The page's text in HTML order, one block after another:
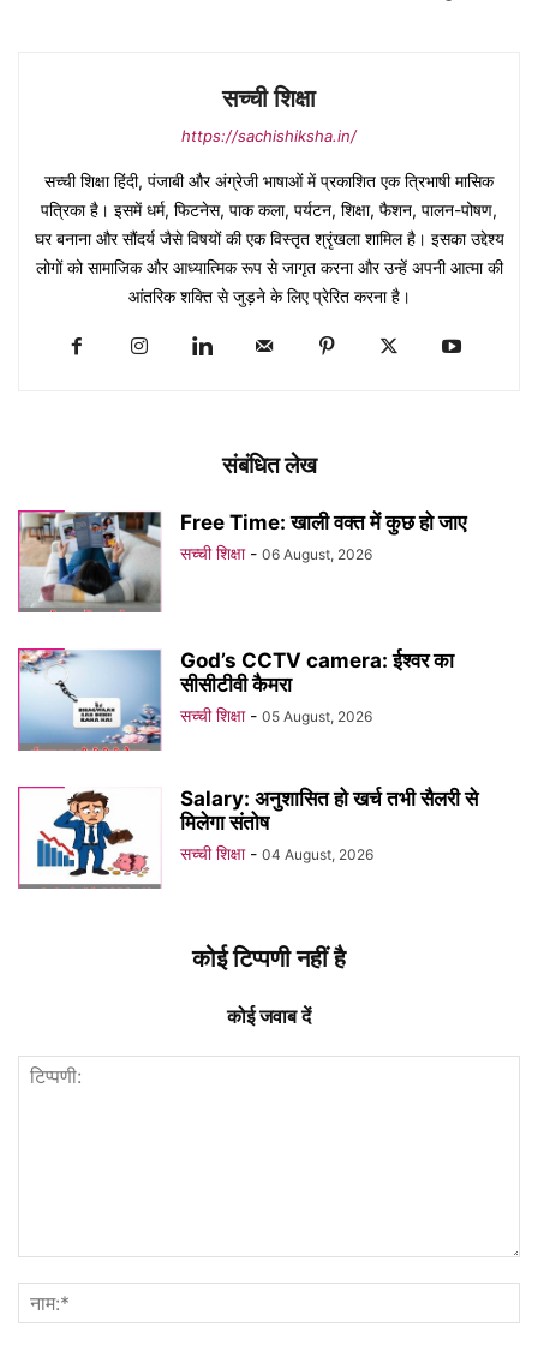
सच्ची शिक्षा
https://sachishiksha.in/
सच्ची शिक्षा हिंदी, पंजाबी और अंग्रेजी भाषाओं में प्रकाशित एक त्रिभाषी मासिक
पत्रिका है। इसमें धर्म, फिटनेस, पाक कला, पर्यटन, शिक्षा, फैशन, पालन-पोषण,
घर बनाना और सौंदर्य जैसे विषयों की एक विस्तृत श्रृंखला शामिल है। इसका उद्देश्य
लोगों को सामाजिक और आध्यात्मिक रूप से जागृत करना और उन्हें अपनी आत्मा की
आंतरिक शक्ति से जुड़ने के लिए प्रेरित करना है।
संबंधित लेख
Free Time: खाली वक्त में कुछ हो जाए
सच्ची शिक्षा - 06 August, 2026
God’s CCTV camera: ईश्वर का
सीसीटीवी कैमरा
सच्ची शिक्षा - 05 August, 2026
Salary: अनुशासित हो खर्च तभी सैलरी से
मिलेगा संतोष
सच्ची शिक्षा - 04 August, 2026
कोई टिप्पणी नहीं है
कोई जवाब दें